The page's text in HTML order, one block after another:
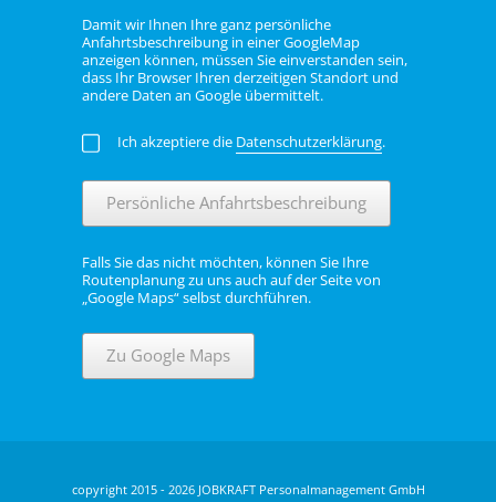
Damit wir Ihnen Ihre ganz persönliche
Anfahrtsbeschreibung in einer GoogleMap
anzeigen können, müssen Sie einverstanden sein,
dass Ihr Browser Ihren derzeitigen Standort und
andere Daten an Google übermittelt.
Ich akzeptiere die Datenschutzerklärung.
Persönliche Anfahrtsbeschreibung
Falls Sie das nicht möchten, können Sie Ihre
Routenplanung zu uns auch auf der Seite von
„Google Maps“ selbst durchführen.
Zu Google Maps
copyright 2015 - 2026 JOBKRAFT Personalmanagement GmbH